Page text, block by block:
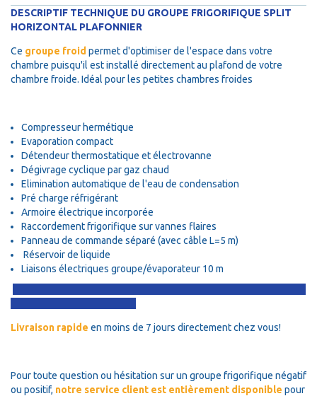
DESCRIPTIF TECHNIQUE DU GROUPE FRIGORIFIQUE SPLIT
HORIZONTAL PLAFONNIER
Ce groupe froid permet d'optimiser de l'espace dans votre
chambre puisqu'il est installé directement au plafond de votre
chambre froide. Idéal pour les petites chambres froides
Compresseur hermétique
Evaporation compact
Détendeur thermostatique et électrovanne
Dégivrage cyclique par gaz chaud
Elimination automatique de l'eau de condensation
Pré charge réfrigérant
Armoire électrique incorporée
Raccordement frigorifique sur vannes flaires
Panneau de commande séparé (avec câble L=5 m)
Réservoir de liquide
Liaisons électriques groupe/évaporateur 10 m
Livraison rapide en moins de 7 jours directement chez vous!
Pour toute question ou hésitation sur un groupe frigorifique négatif
ou positif, notre service client est entièrement disponible pour